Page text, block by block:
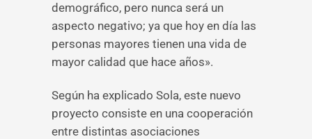
demográfico, pero nunca será un
aspecto negativo; ya que hoy en día las
personas mayores tienen una vida de
mayor calidad que hace años».
Según ha explicado Sola, este nuevo
proyecto consiste en una cooperación
entre distintas asociaciones